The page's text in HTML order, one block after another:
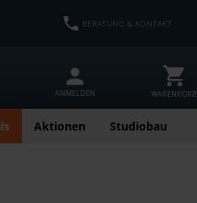
BERATUNG & KONTAKT
ANMELDEN WARENKORB
Aktionen Studiobau